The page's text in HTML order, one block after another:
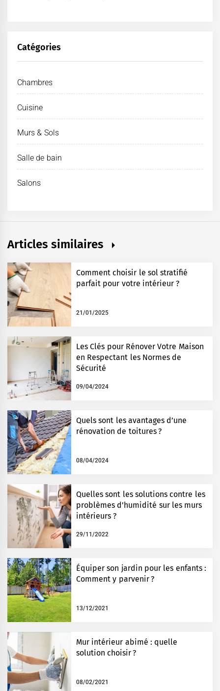
Catégories
Chambres
Cuisine
Murs & Sols
Salle de bain
Salons
Articles similaires
Comment choisir le sol stratifié
parfait pour votre intérieur ?
21/01/2025
Les Clés pour Rénover Votre Maison
en Respectant les Normes de
Sécurité
09/04/2024
Quels sont les avantages d’une
rénovation de toitures ?
08/04/2024
Quelles sont les solutions contre les
problèmes d’humidité sur les murs
intérieurs ?
29/11/2022
Équiper son jardin pour les enfants :
Comment y parvenir ?
13/12/2021
Mur intérieur abimé : quelle
solution choisir ?
08/02/2021